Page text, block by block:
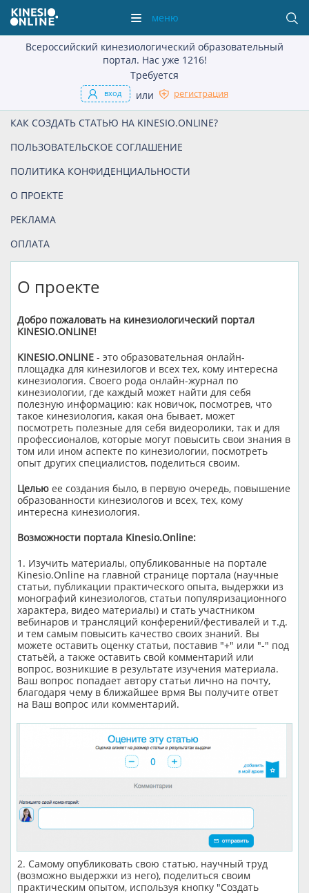
меню
Всероссийский кинезиологический образовательный
портал. Нас уже 1216!
Требуется
вход или регистрация
КАК СОЗДАТЬ СТАТЬЮ НА KINESIO.ONLINE?
ПОЛЬЗОВАТЕЛЬСКОЕ СОГЛАШЕНИЕ
ПОЛИТИКА КОНФИДЕНЦИАЛЬНОСТИ
О ПРОЕКТЕ
РЕКЛАМА
ОПЛАТА
О проекте
Добро пожаловать на кинезиологический портал
KINESIO.ONLINE!
KINESIO.ONLINE - это образовательная онлайн-
площадка для кинезилогов и всех тех, кому интересна
кинезиология. Своего рода онлайн-журнал по
кинезиологии, где каждый может найти для себя
полезную информацию: как новичок, посмотрев, что
такое кинезиология, какая она бывает, может
посмотреть полезные для себя видеоролики, так и для
профессионалов, которые могут повысить свои знания в
том или ином аспекте по кинезиологии, посмотреть
опыт других специалистов, поделиться своим.
Целью ее создания было, в первую очередь, повышение
образованности кинезиологов и всех, тех, кому
интересна кинезиология.
Возможности портала Kinesio.Online:
1. Изучить материалы, опубликованные на портале
Kinesio.Online на главной странице портала (научные
статьи, публикации практического опыта, выдержки из
монографий кинезиологов, статьи популяризационного
характера, видео материалы) и стать участником
вебинаров и трансляций конферений/фестивалей и т.д.
и тем самым повысить качество своих знаний. Вы
можете оставить оценку статьи, поставив "+" или "-" под
статьёй, а также оставить свой комментарий или
вопрос, возникшие в результате изучения материала.
Ваш вопрос попадает автору статьи лично на почту,
благодаря чему в ближайшее врмя Вы получите ответ
на Ваш вопрос или комментарий.
2. Самому опубликовать свою статью, научный труд
(возможно выдержки из него), поделиться своим
практическим опытом, используя кнопку "Создать